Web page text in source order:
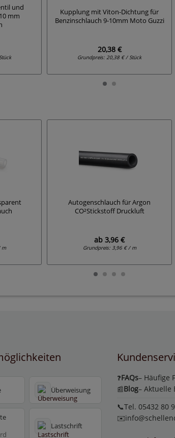
und
mm
Kupplung mit Viton-Dichtung für
Benzinschlauch 9-10mm Moto Guzzi
20,38 €
Grundpreis: 20,38 € / Stück
m
Autogenschlauch für Argon
CO²Stickstoff Druckluft
ab 3,96 €
Grundpreis: 3,96 € / m
Überweisung
Lastschrift
❓FAQs– Häufige
📰Blog– Aktuelle
📞Tel. 05432 80
✉️